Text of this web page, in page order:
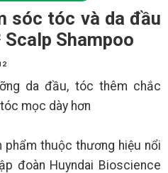
sóc tóc và da đầu
Scalp Shampoo
da đầu, tóc thêm chắc
mọc dày hơn
phẩm thuộc thương hiệu nổi
đoàn Huyndai Bioscience